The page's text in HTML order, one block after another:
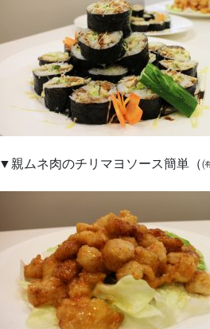
▼親ムネ肉のチリマヨソース簡単（